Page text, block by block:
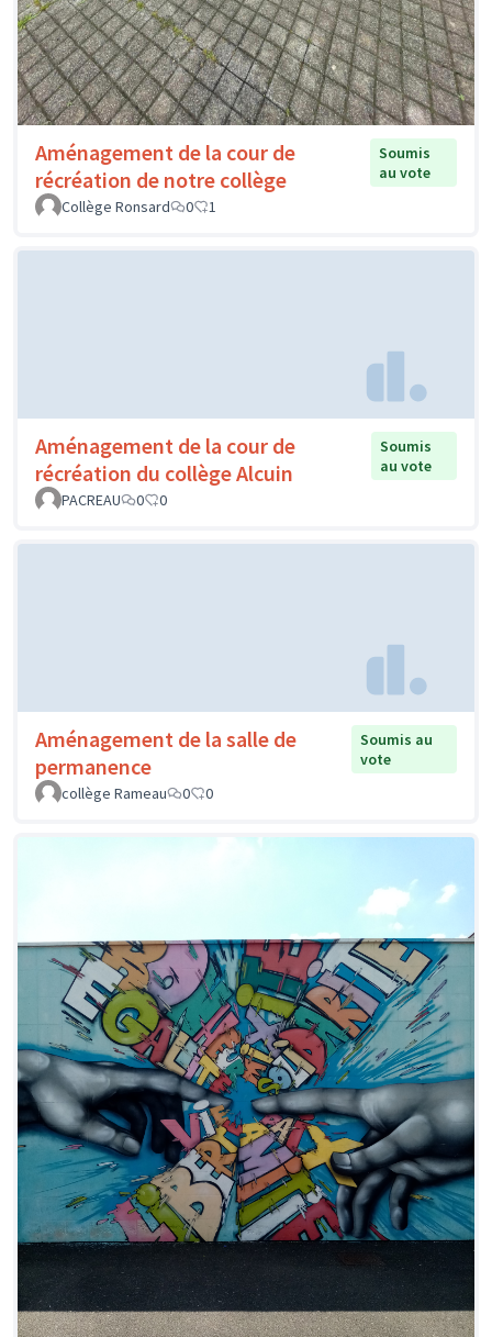
Aménagement de la cour de
récréation de notre collège
Soumis
au vote
Collège Ronsard
0 1
Aménagement de la cour de
récréation du collège Alcuin
Soumis
au vote
PACREAU
0 0
Aménagement de la salle de
permanence
Soumis au
vote
collège Rameau
0 0